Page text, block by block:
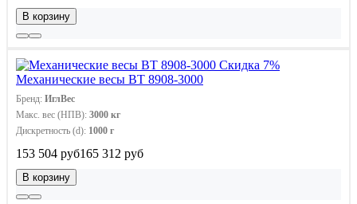
В корзину
Скидка 7%
Механические весы ВТ 8908-3000
Бренд: ИглВес
Макс. вес (НПВ): 3000 кг
Дискретность (d): 1000 г
153 504 руб165 312 руб
В корзину